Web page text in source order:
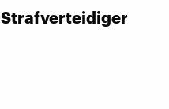
Strafverteidiger